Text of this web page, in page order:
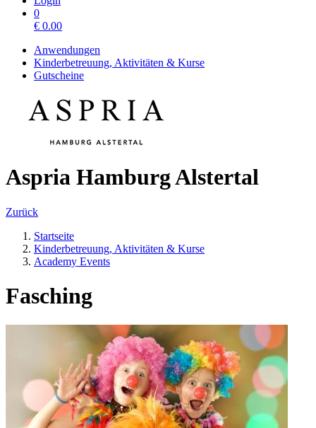
0
€ 0.00
Anwendungen
Kinderbetreuung, Aktivitäten & Kurse
Gutscheine
Aspria Hamburg Alstertal
Zurück
Startseite
Kinderbetreuung, Aktivitäten & Kurse
Academy Events
Fasching